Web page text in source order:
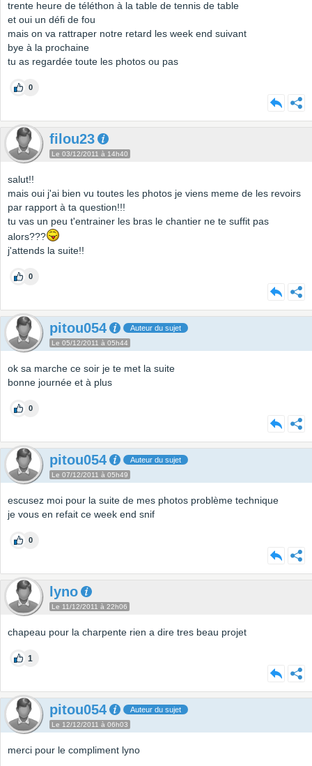
trente heure de téléthon à la table de tennis de table
et oui un défi de fou
mais on va rattraper notre retard les week end suivant
bye à la prochaine
tu as regardée toute les photos ou pas
0
filou23
Le 03/12/2011 à 14h40
salut!!
mais oui j'ai bien vu toutes les photos je viens meme de les revoirs
par rapport à ta question!!!
tu vas un peu t'entrainer les bras le chantier ne te suffit pas
alors???
j'attends la suite!!
0
pitou054 Auteur du sujet
Le 05/12/2011 à 05h44
ok sa marche ce soir je te met la suite
bonne journée et à plus
0
pitou054 Auteur du sujet
Le 07/12/2011 à 05h49
escusez moi pour la suite de mes photos problème technique
je vous en refait ce week end snif
0
lyno
Le 11/12/2011 à 22h06
chapeau pour la charpente rien a dire tres beau projet
1
pitou054 Auteur du sujet
Le 12/12/2011 à 06h03
merci pour le compliment lyno